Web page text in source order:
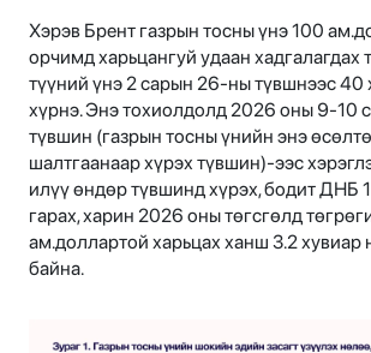
Хэрэв Брент газрын тосны үнэ 100
орчимд харьцангуй удаан хадгалагдах
түүний үнэ 2 сарын 26-ны түвшнээс 40
хүрнэ. Энэ тохиолдолд 2026 оны 9-10
түвшин (газрын тосны үнийн энэ
шалтгаанаар хүрэх түвшин)-ээс
илүү өндөр түвшинд хүрэх, бодит ДНБ
гарах, харин 2026 оны төгсгөлд
ам.доллартой харьцах ханш 3.2
байна.